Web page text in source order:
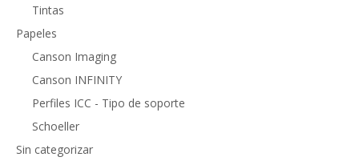
Tintas
Papeles
Canson Imaging
Canson INFINITY
Perfiles ICC - Tipo de soporte
Schoeller
Sin categorizar